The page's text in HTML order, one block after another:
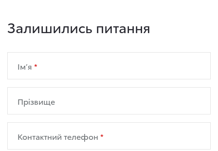
Залишились питання
Ім’я
Прізвище
Контактний телефон